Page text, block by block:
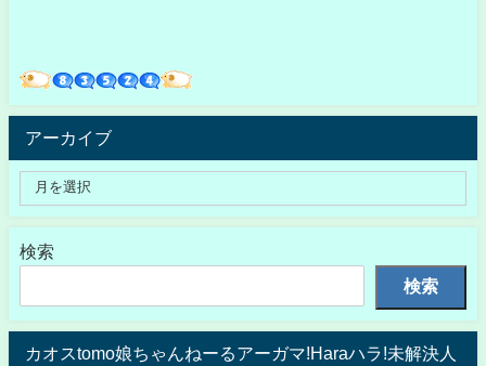
アーカイブ
検索
検索
カオスtomo娘ちゃんねーるアーガマ!Haraハラ!未解決人